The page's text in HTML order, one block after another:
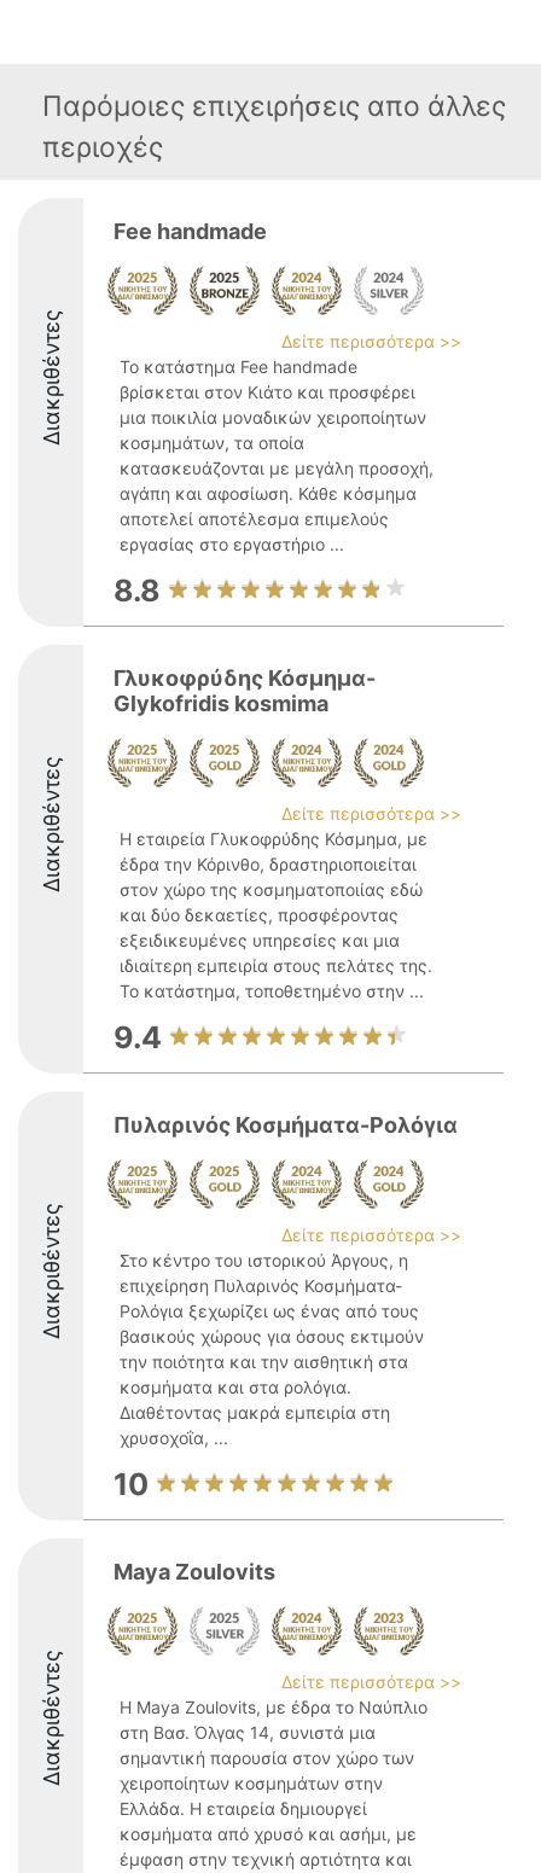
Παρόμοιες επιχειρήσεις απο άλλες
περιοχές
Διακριθέντες
Fee handmade
Δείτε περισσότερα >>
Το κατάστημα Fee handmade
βρίσκεται στον Κιάτο και προσφέρει
μια ποικιλία μοναδικών χειροποίητων
κοσμημάτων, τα οποία
κατασκευάζονται με μεγάλη προσοχή,
αγάπη και αφοσίωση. Κάθε κόσμημα
αποτελεί αποτέλεσμα επιμελούς
εργασίας στο εργαστήριο ...
8.8
Διακριθέντες
Γλυκοφρύδης Κόσμημα-
Glykofridis kosmima
Δείτε περισσότερα >>
Η εταιρεία Γλυκοφρύδης Κόσμημα, με
έδρα την Κόρινθο, δραστηριοποιείται
στον χώρο της κοσμηματοποιίας εδώ
και δύο δεκαετίες, προσφέροντας
εξειδικευμένες υπηρεσίες και μια
ιδιαίτερη εμπειρία στους πελάτες της.
Το κατάστημα, τοποθετημένο στην ...
9.4
Διακριθέντες
Πυλαρινός Κοσμήματα-Ρολόγια
Δείτε περισσότερα >>
Στο κέντρο του ιστορικού Άργους, η
επιχείρηση Πυλαρινός Κοσμήματα-
Ρολόγια ξεχωρίζει ως ένας από τους
βασικούς χώρους για όσους εκτιμούν
την ποιότητα και την αισθητική στα
κοσμήματα και στα ρολόγια.
Διαθέτοντας μακρά εμπειρία στη
χρυσοχοΐα, ...
10
Διακριθέντες
Maya Zoulovits
Δείτε περισσότερα >>
Η Maya Zoulovits, με έδρα το Ναύπλιο
στη Βασ. Όλγας 14, συνιστά μια
σημαντική παρουσία στον χώρο των
χειροποίητων κοσμημάτων στην
Ελλάδα. Η εταιρεία δημιουργεί
κοσμήματα από χρυσό και ασήμι, με
έμφαση στην τεχνική αρτιότητα και